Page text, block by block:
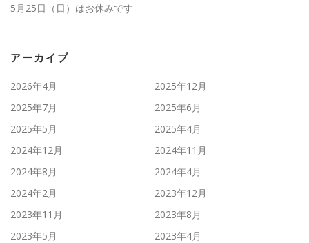
5月25日（日）はお休みです
アーカイブ
2026年4月
2025年12月
2025年7月
2025年6月
2025年5月
2025年4月
2024年12月
2024年11月
2024年8月
2024年4月
2024年2月
2023年12月
2023年11月
2023年8月
2023年5月
2023年4月